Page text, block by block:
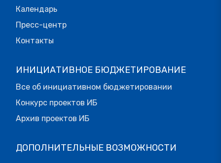
Календарь
Пресс-центр
Контакты
ИНИЦИАТИВНОЕ БЮДЖЕТИРОВАНИЕ
Все об инициативном бюджетировании
Конкурс проектов ИБ
Архив проектов ИБ
ДОПОЛНИТЕЛЬНЫЕ ВОЗМОЖНОСТИ